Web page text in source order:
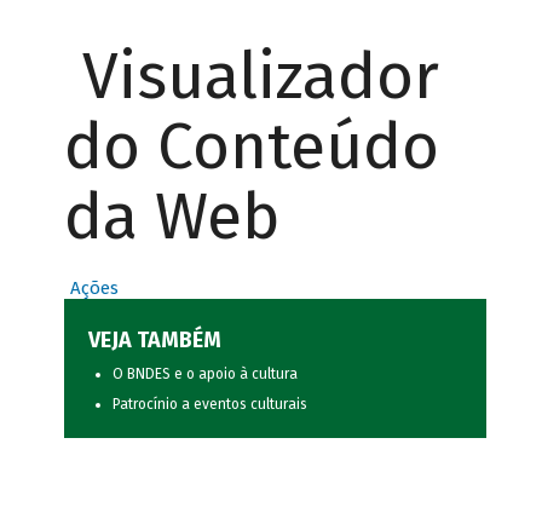
Visualizador
do Conteúdo
da Web
Ações
VEJA TAMBÉM
O BNDES e o apoio à cultura
Patrocínio a eventos culturais